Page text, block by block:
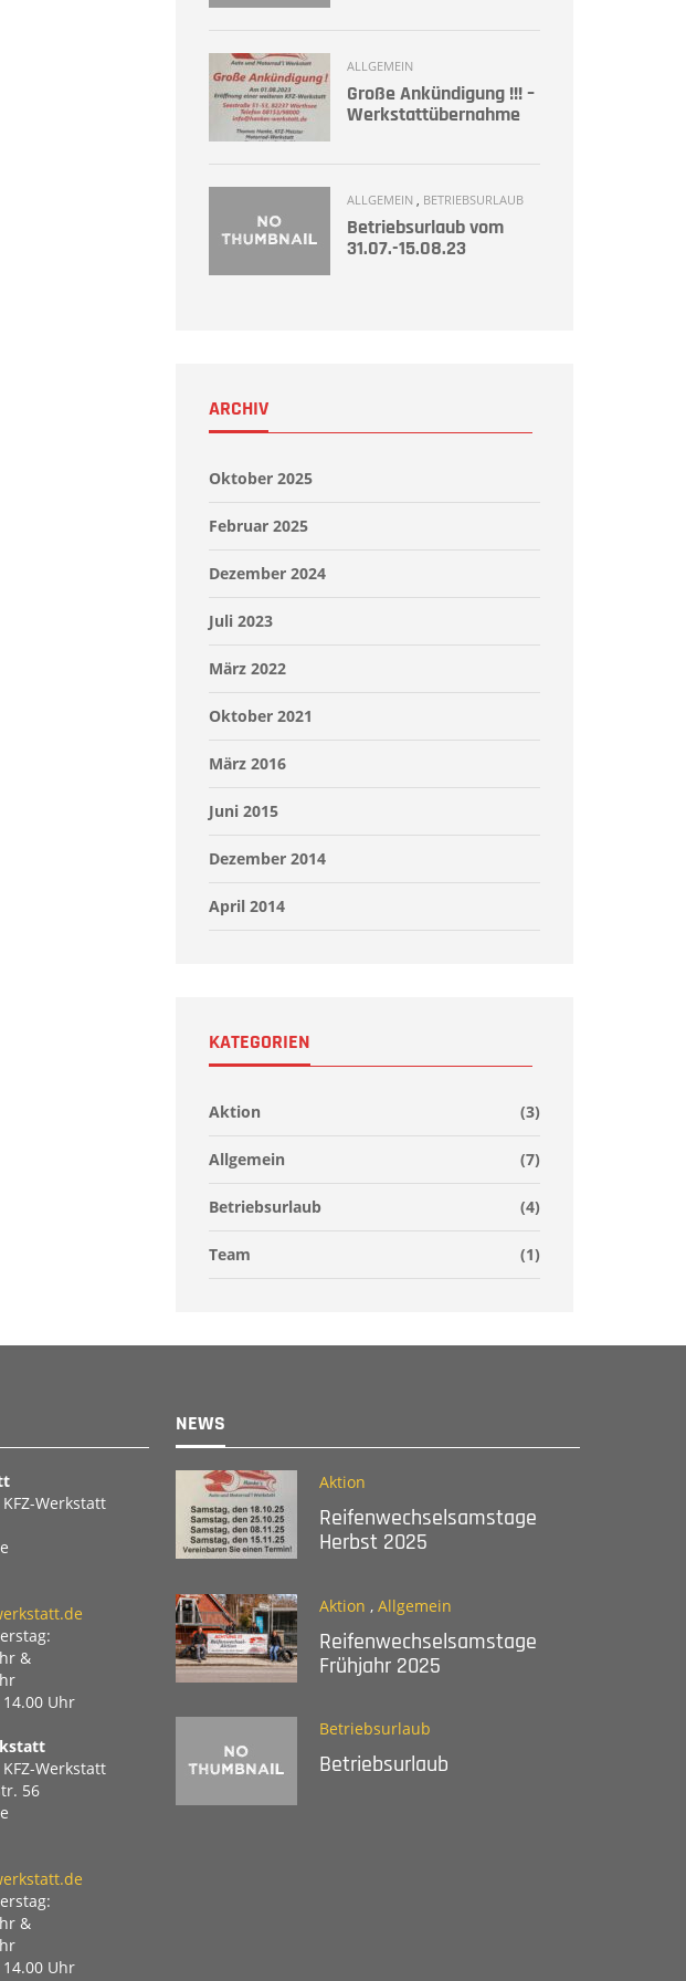
ALLGEMEIN
Große Ankündigung !!! –
Werkstattübernahme
ALLGEMEIN , BETRIEBSURLAUB
Betriebsurlaub vom
31.07.-15.08.23
ARCHIV
Oktober 2025
Februar 2025
Dezember 2024
Juli 2023
März 2022
Oktober 2021
März 2016
Juni 2015
Dezember 2014
April 2014
KATEGORIEN
Aktion (3)
Allgemein (7)
Betriebsurlaub (4)
Team (1)
Werkstatt
&
Uhr
Werkstatt
56
&
Uhr
NEWS
Aktion
Reifenwechselsamstage
Herbst 2025
Aktion , Allgemein
Reifenwechselsamstage
Frühjahr 2025
Betriebsurlaub
Betriebsurlaub